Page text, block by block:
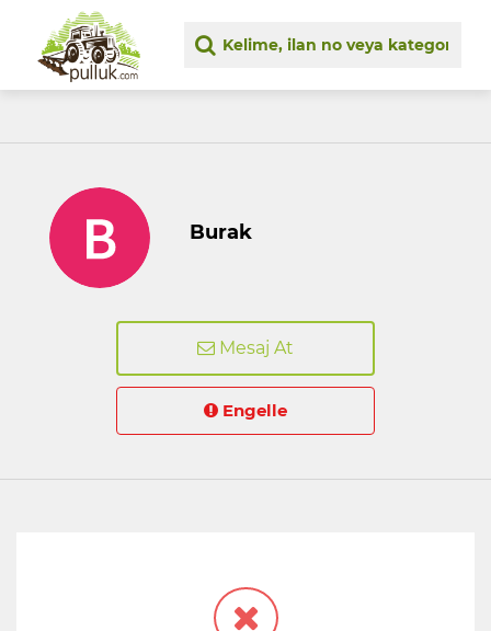
Burak
Mesaj At
Engelle